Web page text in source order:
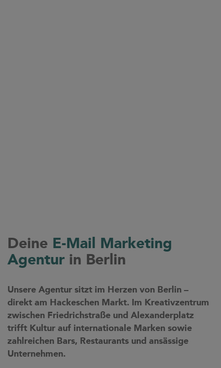
Deine E-Mail Marketing
Agentur in Berlin
Unsere Agentur sitzt im Herzen von Berlin –
direkt am Hackeschen Markt. Im Kreativzentrum
zwischen Friedrichstraße und Alexanderplatz
trifft Kultur auf internationale Marken sowie
zahlreichen Bars, Restaurants und ansässige
Unternehmen.